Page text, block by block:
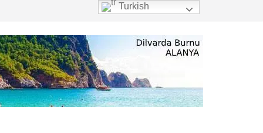
Turkish